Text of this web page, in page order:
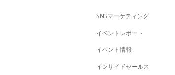
SNSマーケティング
イベントレポート
イベント情報
インサイドセールス